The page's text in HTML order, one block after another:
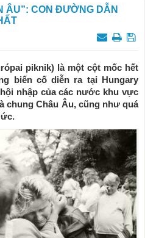
ÂU”: CON ĐƯỜNG DẪN
piknik) là một cột mốc hết
biến cố diễn ra tại Hungary
nhập của các nước khu vực
chung Châu Âu, cũng như quá